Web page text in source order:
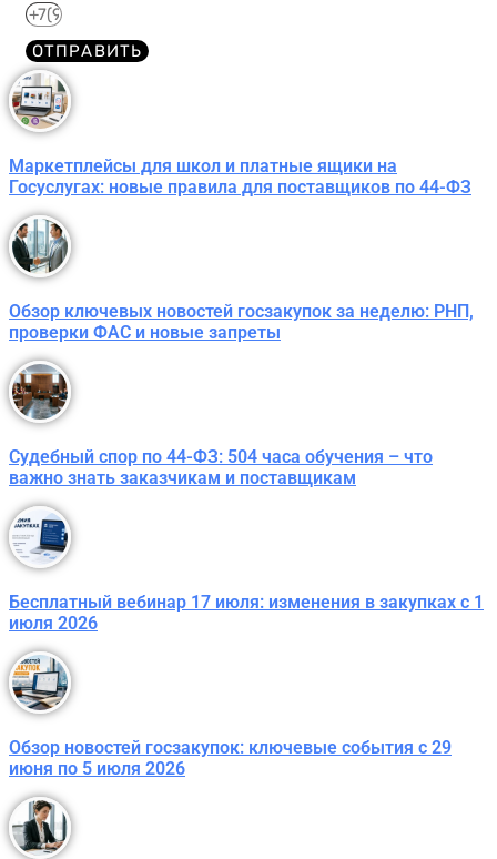
ОТПРАВИТЬ
Маркетплейсы для школ и платные ящики на
Госуслугах: новые правила для поставщиков по 44-ФЗ
Обзор ключевых новостей госзакупок за неделю: РНП,
проверки ФАС и новые запреты
Судебный спор по 44-ФЗ: 504 часа обучения – что
важно знать заказчикам и поставщикам
Бесплатный вебинар 17 июля: изменения в закупках с 1
июля 2026
Обзор новостей госзакупок: ключевые события с 29
июня по 5 июля 2026